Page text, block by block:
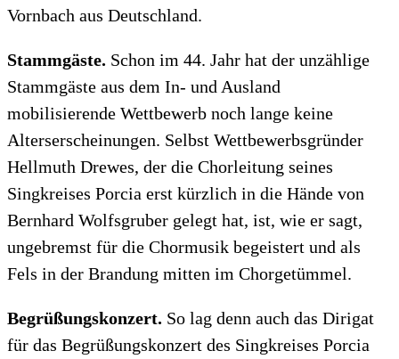
Vornbach aus Deutschland.
Stammgäste. Schon im 44. Jahr hat der unzählige
Stammgäste aus dem In- und Ausland
mobilisierende Wettbewerb noch lange keine
Alterserscheinungen. Selbst Wettbewerbsgründer
Hellmuth Drewes, der die Chorleitung seines
Singkreises Porcia erst kürzlich in die Hände von
Bernhard Wolfsgruber gelegt hat, ist, wie er sagt,
ungebremst für die Chormusik begeistert und als
Fels in der Brandung mitten im Chorgetümmel.
Begrüßungskonzert. So lag denn auch das Dirigat
für das Begrüßungskonzert des Singkreises Porcia